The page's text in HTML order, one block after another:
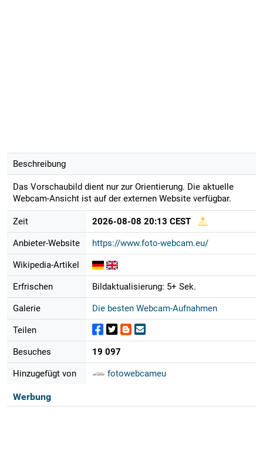
Beschreibung
Das Vorschaubild dient nur zur Orientierung. Die aktuelle
Webcam-Ansicht ist auf der externen Website verfügbar.
Zeit 2026-08-08 20:13 CEST
Anbieter-Website https://www.foto-webcam.eu/
Wikipedia-Artikel
Erfrischen Bildaktualisierung: 5+ Sek.
Galerie Die besten Webcam-Aufnahmen
Teilen
Besuches 19 097
Hinzugefügt von fotowebcameu
Werbung